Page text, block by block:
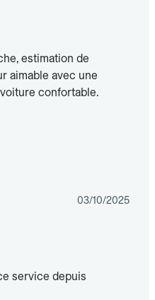
estimation de
aimable avec une
confortable.
03/10/2025
service depuis